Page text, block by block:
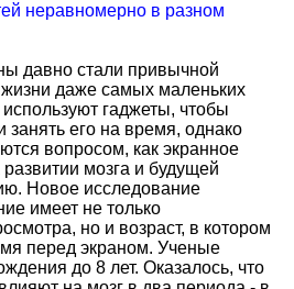
неравномерно в разном
давно стали привычной
даже самых маленьких
гаджеты, чтобы
его на время, однако
вопросом, как экранное
мозга и будущей
Новое исследование
имеет не только
но и возраст, в котором
перед экраном. Ученые
до 8 лет. Оказалось, что